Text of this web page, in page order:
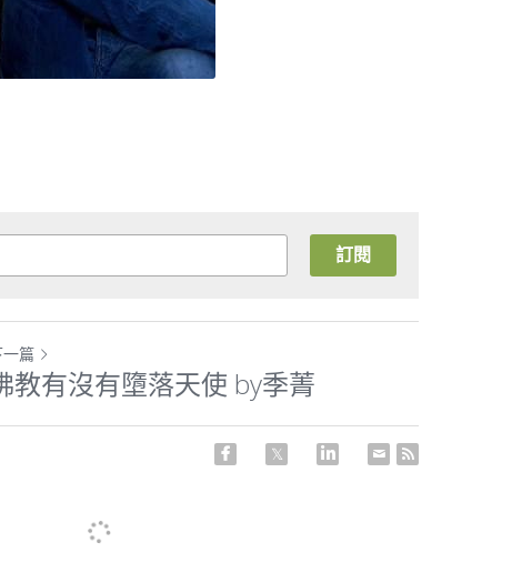
訂閱
一篇
教有沒有墮落天使 by季菁